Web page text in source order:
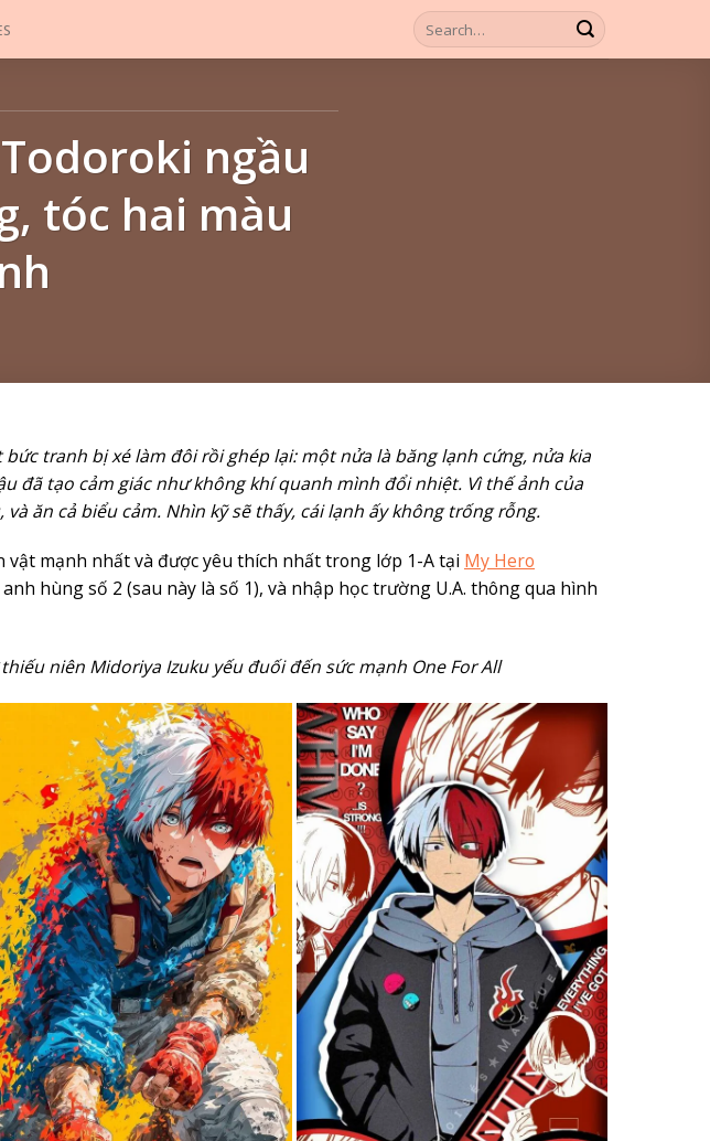
ngầu
tóc hai màu
tranh bị xé làm đôi rồi ghép lại: một nửa là băng lạnh cứng, nửa kia
đã tạo cảm giác như không khí quanh mình đổi nhiệt. Vì thế ảnh của
ăn cả biểu cảm. Nhìn kỹ sẽ thấy, cái lạnh ấy không trống rỗng.
mạnh nhất và được yêu thích nhất trong lớp 1-A tại My Hero
hùng số 2 (sau này là số 1), và nhập học trường U.A. thông qua hình
niên Midoriya Izuku yếu đuối đến sức mạnh One For All